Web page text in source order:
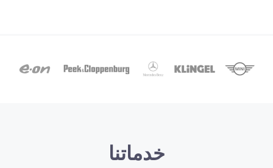
خدماتنا